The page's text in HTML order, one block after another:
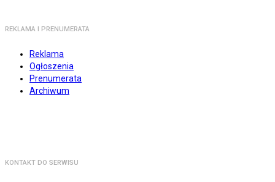
REKLAMA I PRENUMERATA
Reklama
Ogłoszenia
Prenumerata
Archiwum
KONTAKT DO SERWISU